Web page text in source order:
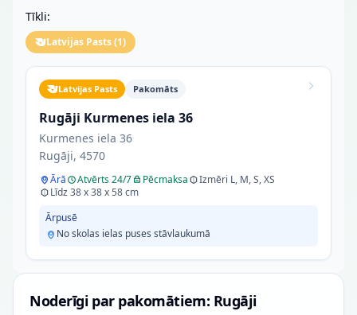
Tīkli:
Latvijas Pasts(1)
Latvijas Pasts Pakomāts
Rugāji Kurmenes iela 36
Kurmenes iela 36
Rugāji, 4570
Ārā Atvērts 24/7 Pēcmaksa
Izmēri L, M, S, XS
Līdz 38 x 38 x 58 cm
Ārpusē
No skolas ielas puses stāvlaukumā
Noderīgi par pakomātiem: Rugāji